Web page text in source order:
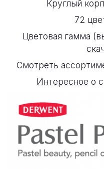
Круглый
72
Цветовая гамма
Смотреть
Интересное о